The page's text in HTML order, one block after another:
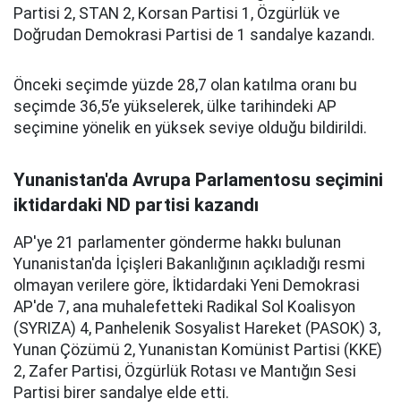
Partisi 2, STAN 2, Korsan Partisi 1, Özgürlük ve
Doğrudan Demokrasi Partisi de 1 sandalye kazandı.
Önceki seçimde yüzde 28,7 olan katılma oranı bu
seçimde 36,5’e yükselerek, ülke tarihindeki AP
seçimine yönelik en yüksek seviye olduğu bildirildi.
Yunanistan'da Avrupa Parlamentosu seçimini
iktidardaki ND partisi kazandı
AP'ye 21 parlamenter gönderme hakkı bulunan
Yunanistan'da İçişleri Bakanlığının açıkladığı resmi
olmayan verilere göre, İktidardaki Yeni Demokrasi
AP'de 7, ana muhalefetteki Radikal Sol Koalisyon
(SYRIZA) 4, Panhelenik Sosyalist Hareket (PASOK) 3,
Yunan Çözümü 2, Yunanistan Komünist Partisi (KKE)
2, Zafer Partisi, Özgürlük Rotası ve Mantığın Sesi
Partisi birer sandalye elde etti.